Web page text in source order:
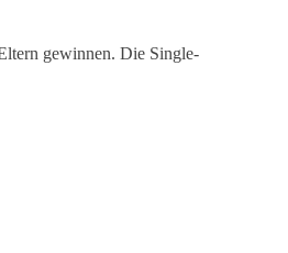
gewinnen. Die Single-